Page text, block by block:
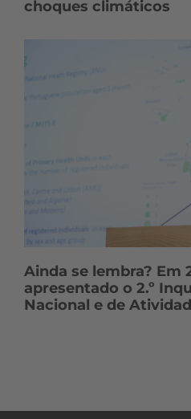
choques climáticos
Ainda se lembra? Em
apresentado o 2.º
Nacional e de